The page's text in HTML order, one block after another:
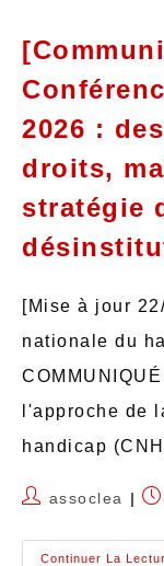
2026 :
droits,
stratégie
[Mise à jour
nationale du
l'approche de
handicap
assoclea
Continuer La